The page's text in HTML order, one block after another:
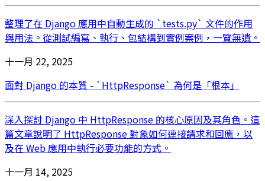
整理了在 Django 應用中自動生成的 `tests.py` 文件的作用
與用法。從測試編寫、執行、包結構到實例案例，一覽無遺。
十一月 22, 2025
面對 Django 的本質 - `HttpResponse` 為何是「根本」
深入探討 Django 中 HttpResponse 的核心原因及其角色。這
篇文章說明了 HttpResponse 對象如何連接請求和回應，以
及在 Web 應用中執行必要功能的方式。
十一月 14, 2025